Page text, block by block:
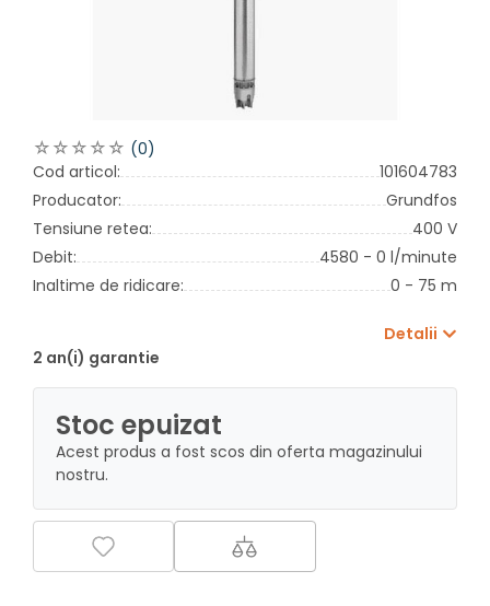
(0)
Cod articol:
101604783
Producator:
Grundfos
Tensiune retea:
400 V
Debit:
4580 - 0 l/minute
Inaltime de ridicare:
0 - 75 m
Detalii
2 an(i) garantie
Stoc epuizat
Acest produs a fost scos din oferta magazinului
nostru.